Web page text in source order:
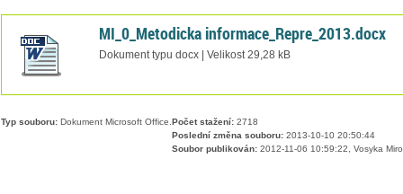
MI_0_Metodicka informace_Repre_2013.docx
Dokument typu docx | Velikost 29,28 kB
Typ souboru:Dokument Microsoft Office. Počet stažení:2718
Poslední změna souboru:2013-10-10 20:50:44
Soubor publikován:2012-11-06 10:59:22, Vosyka